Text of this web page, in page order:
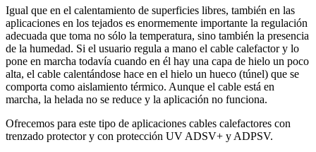
Igual que en el calentamiento de superficies libres, también en las
aplicaciones en los tejados es enormemente importante la regulación
adecuada que toma no sólo la temperatura, sino también la presencia
de la humedad. Si el usuario regula a mano el cable calefactor y lo
pone en marcha todavía cuando en él hay una capa de hielo un poco
alta, el cable calentándose hace en el hielo un hueco (túnel) que se
comporta como aislamiento térmico. Aunque el cable está en
marcha, la helada no se reduce y la aplicación no funciona.
Ofrecemos para este tipo de aplicaciones cables calefactores con
trenzado protector y con protección UV ADSV+ y ADPSV.